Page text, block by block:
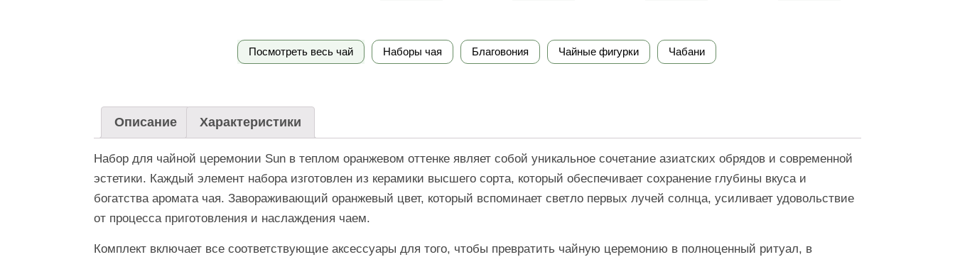
Посмотреть весь чай Наборы чая Благовония Чайные фигурки Чабани
Описание Характеристики
Набор для чайной церемонии Sun в теплом оранжевом оттенке являет собой уникальное сочетание азиатских обрядов и современной
эстетики. Каждый элемент набора изготовлен из керамики высшего сорта, который обеспечивает сохранение глубины вкуса и
богатства аромата чая. Завораживающий оранжевый цвет, который вспоминает светло первых лучей солнца, усиливает удовольствие
от процесса приготовления и наслаждения чаем.
Комплект включает все соответствующие аксессуары для того, чтобы превратить чайную церемонию в полноценный ритуал, в